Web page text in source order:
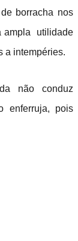
borracha nos
ampla utilidade
a intempéries.
não conduz
enferruja, pois